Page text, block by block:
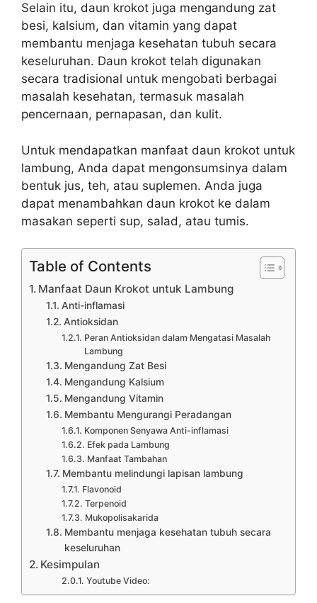
Selain itu, daun krokot juga mengandung zat
besi, kalsium, dan vitamin yang dapat
membantu menjaga kesehatan tubuh secara
keseluruhan. Daun krokot telah digunakan
secara tradisional untuk mengobati berbagai
masalah kesehatan, termasuk masalah
pencernaan, pernapasan, dan kulit.
Untuk mendapatkan manfaat daun krokot untuk
lambung, Anda dapat mengonsumsinya dalam
bentuk jus, teh, atau suplemen. Anda juga
dapat menambahkan daun krokot ke dalam
masakan seperti sup, salad, atau tumis.
Table of Contents
Manfaat Daun Krokot untuk Lambung
Anti-inflamasi
Antioksidan
Peran Antioksidan dalam Mengatasi Masalah
Lambung
Mengandung Zat Besi
Mengandung Kalsium
Mengandung Vitamin
Membantu Mengurangi Peradangan
Komponen Senyawa Anti-inflamasi
Efek pada Lambung
Manfaat Tambahan
Membantu melindungi lapisan lambung
Flavonoid
Terpenoid
Mukopolisakarida
Membantu menjaga kesehatan tubuh secara
keseluruhan
Kesimpulan
Youtube Video: